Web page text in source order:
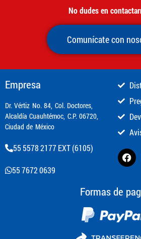
No dudes en
Comunícate con
Empresa
​Dr. Vértiz No. 84, Col. Doctores,
Alcaldía Cuauhtémoc, C.P. 06720,
Ciudad de México
55 5578 2177 EXT (6105)
55 7672 0639
Formas de